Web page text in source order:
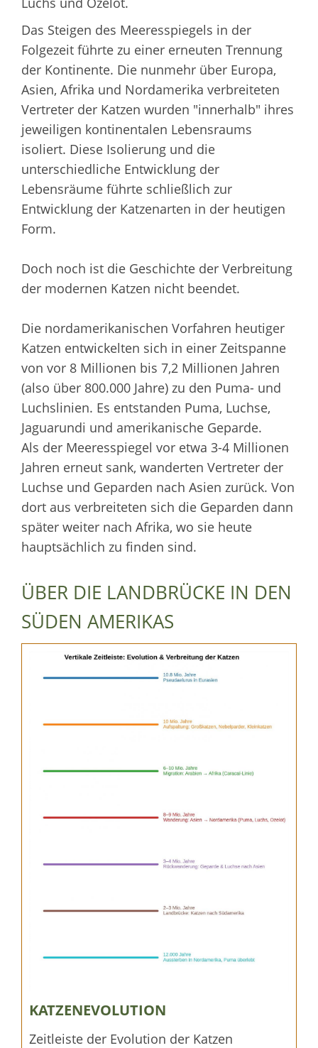
Das Steigen des Meeresspiegels in der
Folgezeit führte zu einer erneuten Trennung
der Kontinente. Die nunmehr über Europa,
Asien, Afrika und Nordamerika verbreiteten
Vertreter der Katzen wurden "innerhalb" ihres
jeweiligen kontinentalen Lebensraums
isoliert. Diese Isolierung und die
unterschiedliche Entwicklung der
Lebensräume führte schließlich zur
Entwicklung der Katzenarten in der heutigen
Form.
Doch noch ist die Geschichte der Verbreitung
der modernen Katzen nicht beendet.
Die nordamerikanischen Vorfahren heutiger
Katzen entwickelten sich in einer Zeitspanne
von vor 8 Millionen bis 7,2 Millionen Jahren
(also über 800.000 Jahre) zu den Puma- und
Luchslinien. Es entstanden Puma, Luchse,
Jaguarundi und amerikanische Geparde.
Als der Meeresspiegel vor etwa 3-4 Millionen
Jahren erneut sank, wanderten Vertreter der
Luchse und Geparden nach Asien zurück. Von
dort aus verbreiteten sich die Geparden dann
später weiter nach Afrika, wo sie heute
hauptsächlich zu finden sind.
ÜBER DIE LANDBRÜCKE IN DEN
SÜDEN AMERIKAS
KATZENEVOLUTION
Zeitleiste der Evolution der Katzen